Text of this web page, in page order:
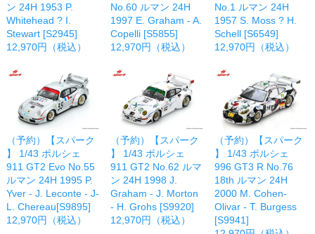
ン 24H 1953 P.
Whitehead ? I.
Stewart [S2945]
12,970円（税込）
No.60 ルマン 24H
1997 E. Graham - A.
Copelli [S5855]
12,970円（税込）
No.1 ルマン 24H
1957 S. Moss ? H.
Schell [S6549]
12,970円（税込）
（予約）【スパーク
】 1/43 ポルシェ
911 GT2 Evo No.55
ルマン 24H 1995 P.
Yver - J. Leconte - J-
L. Chereau[S9895]
12,970円（税込）
（予約）【スパーク
】 1/43 ポルシェ
911 GT2 No.62 ルマ
ン 24H 1998 J.
Graham - J. Morton
- H. Grohs [S9920]
12,970円（税込）
（予約）【スパーク
】 1/43 ポルシェ
996 GT3 R No.76
18th ルマン 24H
2000 M. Cohen-
Olivar - T. Burgess
[S9941]